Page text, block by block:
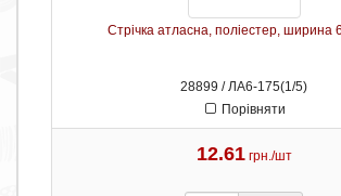
Стрічка атласна, поліестер, ширина
28899 / ЛА6-175(1/5)
Порівняти
12.61 грн./шт